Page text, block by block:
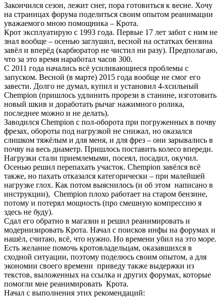
Закончился сезон, лежит снег, пора готовиться к весне. Хочу
на страницах форума поделиться своим опытом реанимации
уважаемого мною помощника – Крота.
Крот эксплуатирую с 1993 года. Первые 17 лет забот с ним не
знал вообще – осенью заглушил, весной на остатках бензина
завёл и вперёд (карбюратор не чистил ни разу). Предполагаю,
что за это время наработал часов 300.
С 2011 года начались всё усиливающиеся проблемы с
запуском. Весной (в марте) 2015 года вообще не смог его
завести. Долго не думал, купил и установил 4-хсильный
Chempion (пришлось удлинить прорези в станине, изготовить
новый шкив и доработать рычаг нажимного ролика,
последнее можно и не делать).
Заводился Chempion с пол-оборота при погруженных в почву
фрезах, обороты под нагрузкой не снижал, но оказался
слишком тяжёлым и для меня, и для фрез – они зарывались в
почву на весь диаметр. Пришлось поставить колесо впереди.
Нагрузки стали приемлемыми, посеял, посадил, окучил.
Осенью решил перепахать участок. Chempion завёлся всё
также, но пахать отказался категорически – при малейшей
нагрузке глох. Как потом выяснилось (и об этом написано в
инструкции), Chempion плохо работает на старом бензине,
потому и потерял мощность (про смешную компрессию я
здесь не буду).
Сдал его обратно в магазин и решил реанимировать и
модернизировать Крота. Начал с поисков инфы на форумах и
нашёл, считаю, всё, что нужно. Но времени убил на это море.
Есть желание помочь кротовладельцам, оказавшихся в
сходной ситуации, поэтому поделюсь своим опытом, а для
экономии своего времени приведу также выдержки из
текстов, выложенных на ссылка и других форумах, которые
помогли мне реанимировать Крота.
Начал с выполнения этих рекомендаций: